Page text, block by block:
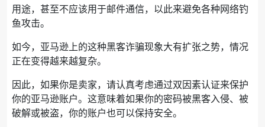
用途，甚至不应该用于邮件通信，以此来避免各种网络钓
鱼攻击。
如今，亚马逊上的这种黑客诈骗现象大有扩张之势，情况
正在变得越来越复杂。
因此，如果你是卖家，请认真考虑通过双因素认证来保护
你的亚马逊账户。这意味着如果你的密码被黑客入侵、被
破解或被盗，你的账户也可以保持安全。